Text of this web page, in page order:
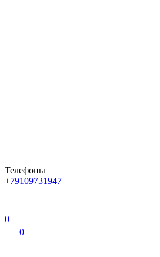
Телефоны
+79109731947
0
0